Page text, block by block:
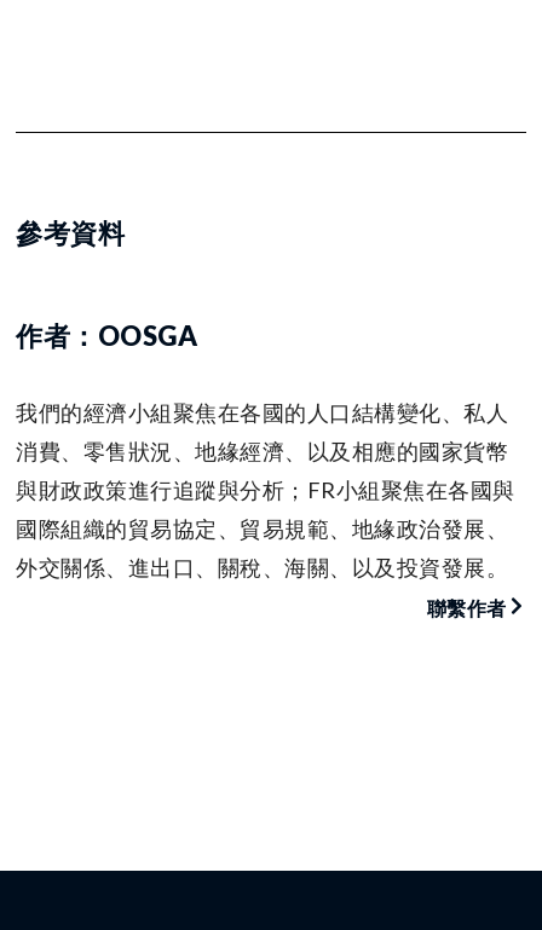
參考資料
作者：OOSGA
我們的經濟小組聚焦在各國的人口結構變化、私人
消費、零售狀況、地緣經濟、以及相應的國家貨幣
與財政政策進行追蹤與分析；FR小組聚焦在各國與
國際組織的貿易協定、貿易規範、地緣政治發展、
外交關係、進出口、關稅、海關、以及投資發展。
聯繫作者